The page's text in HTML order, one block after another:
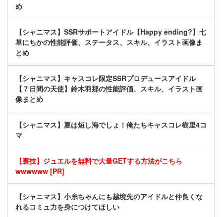
め
【シャニマス】SSRサポートアイドル【Happy ending?】七
草にちかの性能評価、ステータス、スキル、イラスト画像ま
とめ
【シャニマス】キャスコレ限定SSRプロデュースアイドル
【７日間の天使】鈴木羽那の性能評価、スキル、イラスト画
像まとめ
【シャニマス】夏は短し海でしょ！俺たちキャスコレ樹里4コ
マ
【裏技】ジュエルを無料で大量GETする方法がこちら
wwwwww [PR]
【シャニマス】小糸ちゃんにも越境先のアイドルと仲良くな
れるコミュ力を身につけてほしい